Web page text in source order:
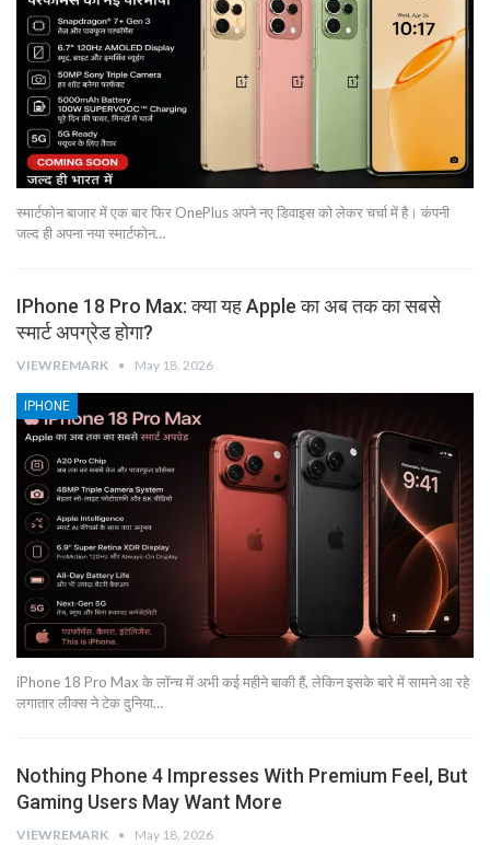
स्मार्टफोन बाजार में एक बार फिर OnePlus अपने नए डिवाइस को लेकर चर्चा में है। कंपनी
जल्द ही अपना नया स्मार्टफोन…
IPhone 18 Pro Max: क्या यह Apple का अब तक का सबसे
स्मार्ट अपग्रेड होगा?
VIEWREMARK May 18, 2026
IPHONE
iPhone 18 Pro Max के लॉन्च में अभी कई महीने बाकी हैं, लेकिन इसके बारे में सामने आ रहे
लगातार लीक्स ने टेक दुनिया…
Nothing Phone 4 Impresses With Premium Feel, But
Gaming Users May Want More
VIEWREMARK May 18, 2026